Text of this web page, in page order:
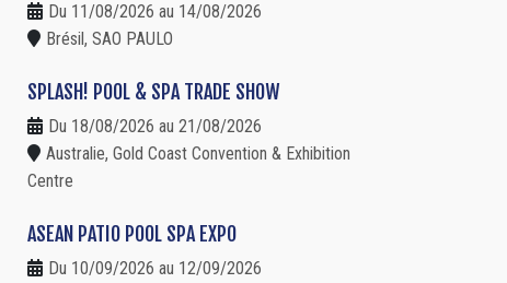
Du 11/08/2026 au 14/08/2026
Brésil, SAO PAULO
SPLASH! POOL & SPA TRADE SHOW
Du 18/08/2026 au 21/08/2026
Australie, Gold Coast Convention & Exhibition
Centre
ASEAN PATIO POOL SPA EXPO
Du 10/09/2026 au 12/09/2026